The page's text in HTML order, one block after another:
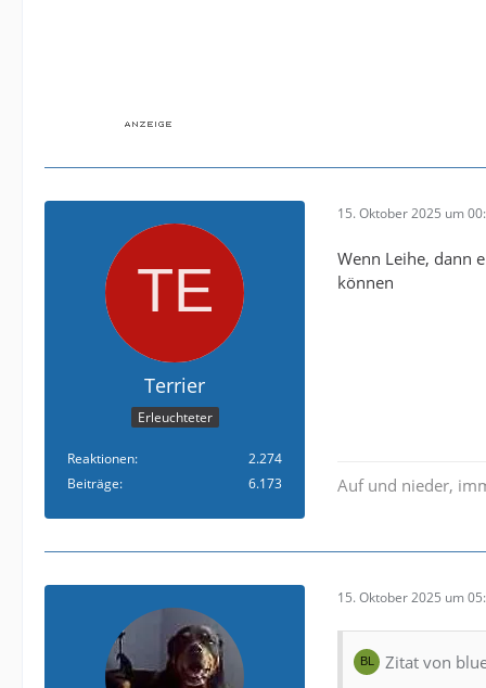
Terrier
Erleuchteter
Reaktionen
2.274
Beiträge
6.173
15. Oktober 2025 um
Wenn Leihe, dann
können
Auf und nieder,
15. Oktober 2025 um
Zitat von